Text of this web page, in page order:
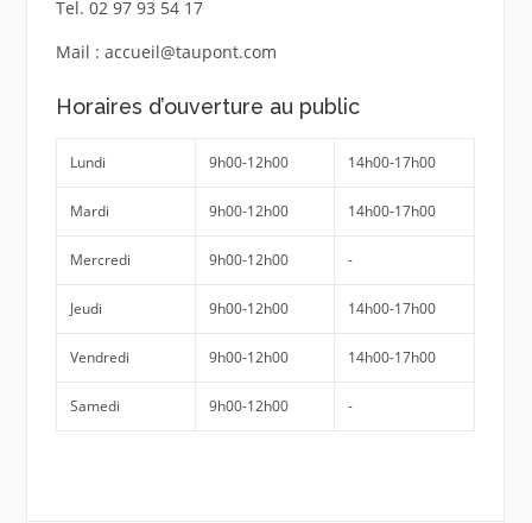
Tel. 02 97 93 54 17
Mail : accueil@taupont.com
Horaires d’ouverture au public
Lundi 9h00-12h00 14h00-17h00
Mardi 9h00-12h00 14h00-17h00
Mercredi 9h00-12h00 -
Jeudi 9h00-12h00 14h00-17h00
Vendredi 9h00-12h00 14h00-17h00
Samedi 9h00-12h00 -